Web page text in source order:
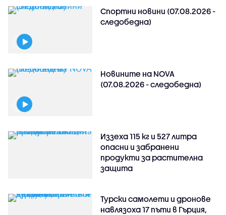
Спортни новини (07.08.2026 -
следобедна)
Новините на NOVA
(07.08.2026 - следобедна)
Иззеха 115 кг и 527 литра
опасни и забранени
продукти за растителна
защита
Турски самолети и дронове
навлязоха 17 пъти в Гърция,